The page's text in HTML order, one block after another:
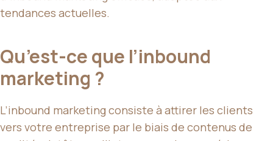
tendances actuelles.
Qu’est-ce que l’inbound
marketing ?
L’inbound marketing consiste à attirer les clients
vers votre entreprise par le biais de contenus de